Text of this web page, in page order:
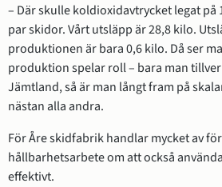
– Där skulle koldioxidavtrycket legat
par skidor. Vårt utsläpp är 28,8 kilo.
produktionen är bara 0,6 kilo. Då ser
produktion spelar roll – bara man
Jämtland, så är man långt fram på
nästan alla andra.
För Åre skidfabrik handlar mycket av
hållbarhetsarbete om att också
effektivt.